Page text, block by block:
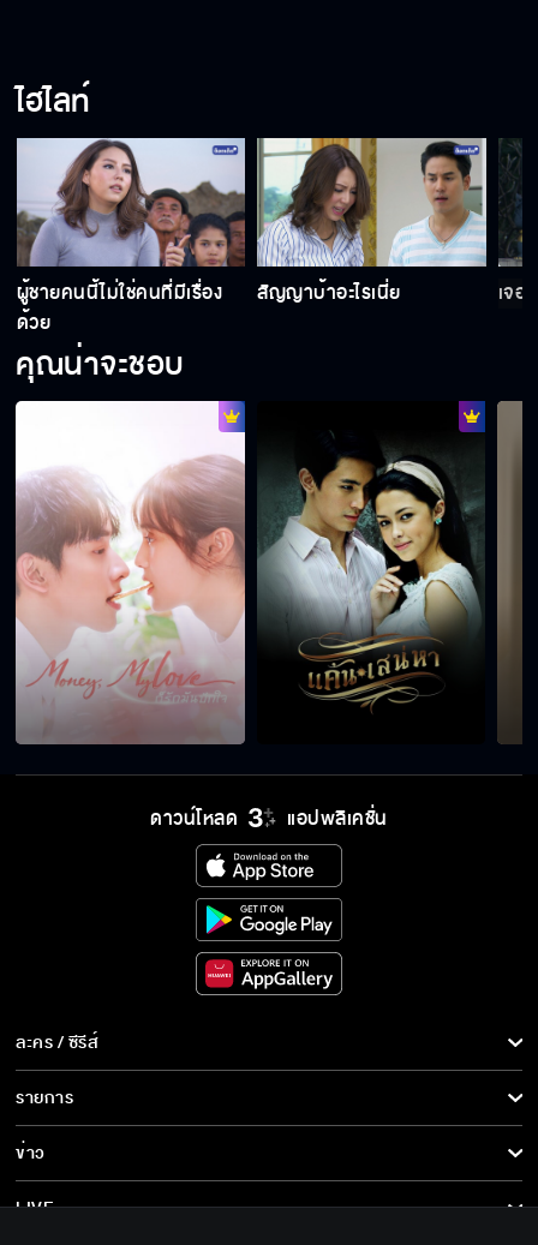
อยากเรียนว่ายน้ำให้เป็นเร็ว ๆ
ทำไมคุณไม่อยากแต่งงานกับผม
ต้องเกี่ยวก้อยสัญญาด้วย
ทำไมถึงกลัวน้ำ
คิดว่าถ่ายแบบอยู่หรือไง ลุกออกไปสิ
อย่าทิ้งพี่ไปนะ
ผมจะอยู่กับคุณแบบนี้แหละ
สัญญาบ้าอะไรเนี่ย
ไฮไลท์
ผู้ชายคนนี้ไม่ใช่คนที่มีเรื่อง
ด้วย
สัญญาบ้าอะไรเนี่ย เจอ
คุณน่าจะชอบ
ดาวน์โหลด แอปพลิเคชั่น
ละคร / ซีรีส์
ละคร/ซีรีส์
ซีรีส์นานาชาติ
การ์ตูน & เกม
รายการ
รายการทั้งหมด
ข่าว
ข่าวทั้งหมด
LIVE